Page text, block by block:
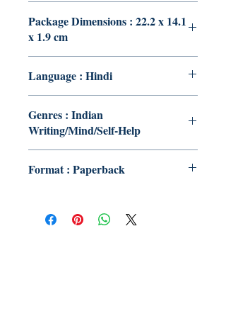
Package Dimensions : 22.2 x 14.1
x 1.9 cm
Language : Hindi
Genres : Indian
Writing/Mind/Self-Help
Format : Paperback